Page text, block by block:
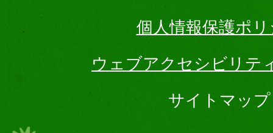
個人情報保護ポ
ウェブアクセシビリテ
サイトマップ